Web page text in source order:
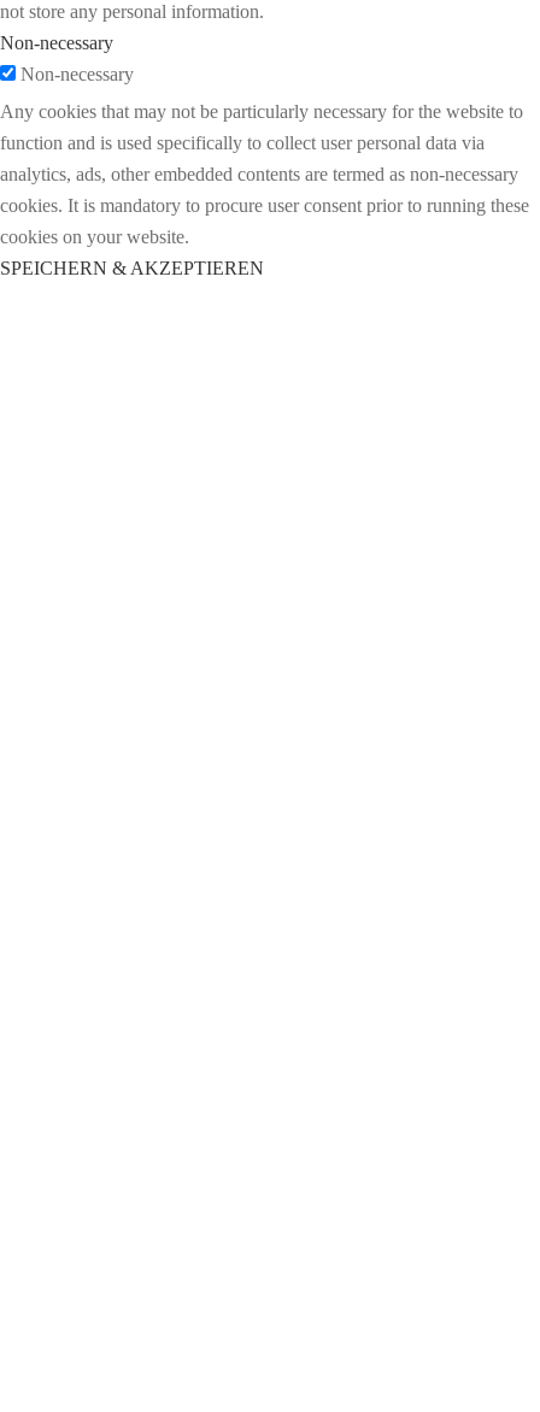
not store any personal information.
Non-necessary
Non-necessary
Any cookies that may not be particularly necessary for the website to
function and is used specifically to collect user personal data via
analytics, ads, other embedded contents are termed as non-necessary
cookies. It is mandatory to procure user consent prior to running these
cookies on your website.
SPEICHERN & AKZEPTIEREN